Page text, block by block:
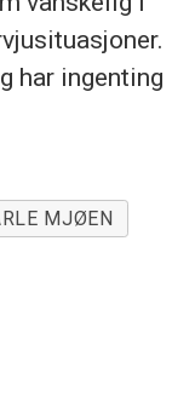
har ingenting
MJØEN